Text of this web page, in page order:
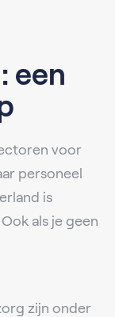
een
voor
personeel
is
als je geen
zijn onder